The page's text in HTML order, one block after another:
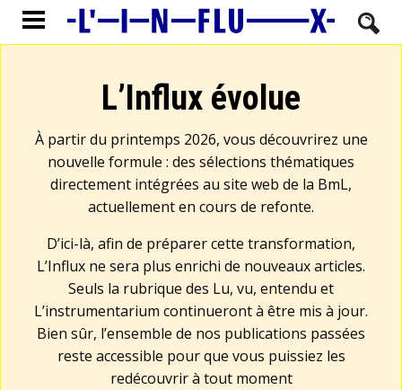
L’Influx évolue
À partir du printemps 2026, vous découvrirez une
nouvelle formule : des sélections thématiques
directement intégrées au site web de la BmL,
actuellement en cours de refonte.
D’ici-là, afin de préparer cette transformation,
L’Influx ne sera plus enrichi de nouveaux articles.
Seuls la rubrique des Lu, vu, entendu et
L’instrumentarium continueront à être mis à jour.
Bien sûr, l’ensemble de nos publications passées
reste accessible pour que vous puissiez les
redécouvrir à tout moment